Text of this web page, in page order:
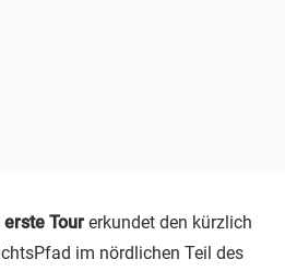
erste Tour erkundet den kürzlich
im nördlichen Teil des